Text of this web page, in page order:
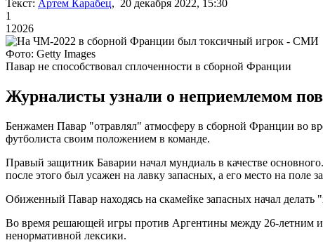
Текст: Артем Карабец, 20 декабря 2022, 15:30
1
12026
Фото: Getty Images
Павар не способствовал сплоченности в сборной Франции
Журналисты узнали о неприемлемом
Бенжамен Павар "отравлял" атмосферу в сборной Франции во
футболиста своим положением в команде.
Правый защитник Баварии начал мундиаль в качестве
после этого был усажен на лавку запасных, а его место на поле
Обиженный Павар находясь на скамейке запасных начал делать
Во время решающей игры против Аргентины между 26-летним
ненормативной лексики.